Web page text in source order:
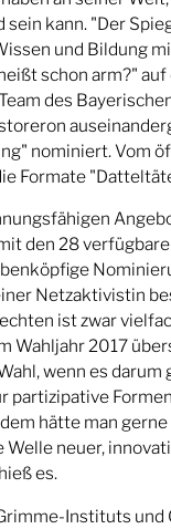
kann. "Der
und Bildung
schon arm?"
des
nominiert. Vom
Formate
den 28
Netzaktivistin
ist zwar
Wahljahr 2017
wenn es darum
partizipative
hätte man
neuer,
es.
Instituts